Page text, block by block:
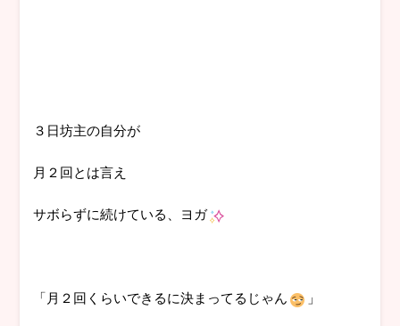
３日坊主の自分が
月２回とは言え
サボらずに続けている、ヨガ
「月２回くらいできるに決まってるじゃん 」